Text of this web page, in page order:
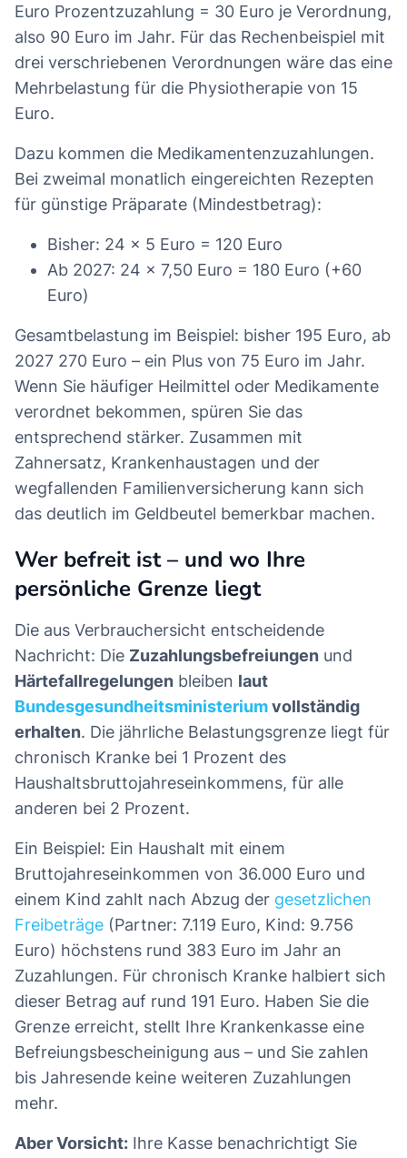
Euro Prozentzuzahlung = 30 Euro je Verordnung,
also 90 Euro im Jahr. Für das Rechenbeispiel mit
drei verschriebenen Verordnungen wäre das eine
Mehrbelastung für die Physiotherapie von 15
Euro.
Dazu kommen die Medikamentenzuzahlungen.
Bei zweimal monatlich eingereichten Rezepten
für günstige Präparate (Mindestbetrag):
Bisher: 24 × 5 Euro = 120 Euro
Ab 2027: 24 × 7,50 Euro = 180 Euro (+60
Euro)
Gesamtbelastung im Beispiel: bisher 195 Euro, ab
2027 270 Euro – ein Plus von 75 Euro im Jahr.
Wenn Sie häufiger Heilmittel oder Medikamente
verordnet bekommen, spüren Sie das
entsprechend stärker. Zusammen mit
Zahnersatz, Krankenhaustagen und der
wegfallenden Familienversicherung kann sich
das deutlich im Geldbeutel bemerkbar machen.
Wer befreit ist – und wo Ihre
persönliche Grenze liegt
Die aus Verbrauchersicht entscheidende
Nachricht: Die Zuzahlungsbefreiungen und
Härtefallregelungen bleiben laut
Bundesgesundheitsministeriumvollständig
erhalten. Die jährliche Belastungsgrenze liegt für
chronisch Kranke bei 1 Prozent des
Haushaltsbruttojahreseinkommens, für alle
anderen bei 2 Prozent.
Ein Beispiel: Ein Haushalt mit einem
Bruttojahreseinkommen von 36.000 Euro und
einem Kind zahlt nach Abzug der gesetzlichen
Freibeträge (Partner: 7.119 Euro, Kind: 9.756
Euro) höchstens rund 383 Euro im Jahr an
Zuzahlungen. Für chronisch Kranke halbiert sich
dieser Betrag auf rund 191 Euro. Haben Sie die
Grenze erreicht, stellt Ihre Krankenkasse eine
Befreiungsbescheinigung aus – und Sie zahlen
bis Jahresende keine weiteren Zuzahlungen
mehr.
Aber Vorsicht: Ihre Kasse benachrichtigt Sie